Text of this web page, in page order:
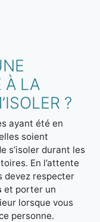
À LA
?
ayant été en
soient
s’isoler durant les
En l’attente
devez respecter
et porter un
lorsque vous
personne.